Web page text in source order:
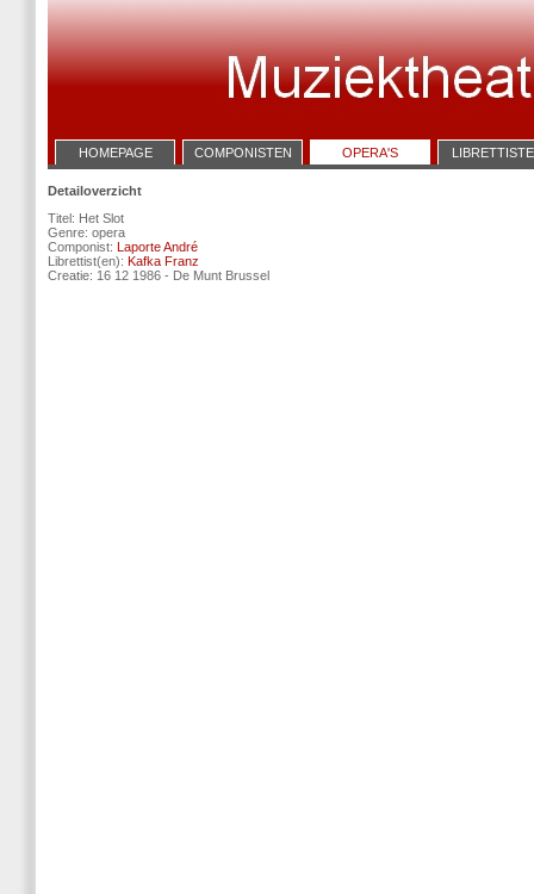
HOMEPAGE COMPONISTEN OPERA'S
Detailoverzicht
Titel: Het Slot
Genre: opera
Componist: Laporte André
Librettist(en): Kafka Franz
Creatie: 16 12 1986 - De Munt Brussel